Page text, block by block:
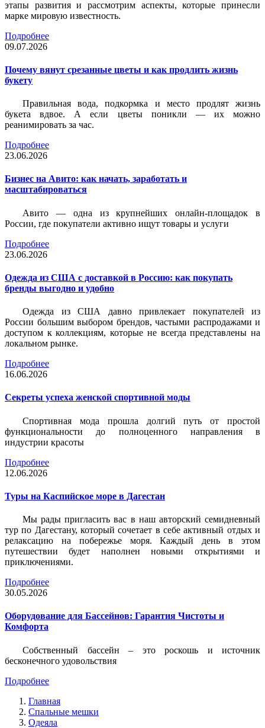
этапы развития и рассмотрим аспекты, которые принесли
марке мировую известность.
Подробнее
09.07.2026
Почему вянут срезанные цветы и как продлить жизнь
букету
Правильная вода, подкормка и место продлят жизнь
букета вдвое. А если цветы поникли — их можно
реанимировать за час.
Подробнее
23.06.2026
Бизнес на Авито: как начать, заработать и
масштабироваться
Авито — одна из крупнейших онлайн-площадок в
России, где покупатели активно ищут товары и услуги
Подробнее
23.06.2026
Одежда из США с доставкой в Россию: как покупать
бренды выгодно и удобно
Одежда из США давно привлекает покупателей из
России большим выбором брендов, частыми распродажами и
доступом к коллекциям, которые не всегда представлены на
локальном рынке.
Подробнее
16.06.2026
Секреты успеха женской спортивной моды
Спортивная мода прошла долгий путь от простой
функциональности до полноценного направления в
индустрии красоты
Подробнее
12.06.2026
Туры на Каспийское море в Дагестан
Мы рады пригласить вас в наш авторский семидневный
тур по Дагестану, который сочетает в себе активный отдых и
релаксацию на побережье моря. Каждый день в этом
путешествии будет наполнен новыми открытиями и
приключениями.
Подробнее
30.05.2026
Оборудование для Бассейнов: Гарантия Чистоты и
Комфорта
Собственный бассейн – это роскошь и источник
бесконечного удовольствия
Подробнее
Главная
Спальные мешки
Одеяла